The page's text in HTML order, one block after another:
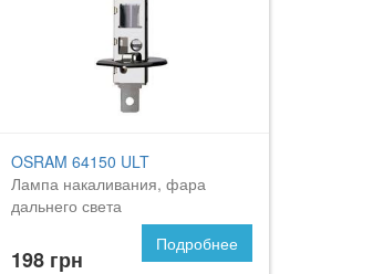
OSRAM 64150 ULT
Лампа накаливания, фара
дальнего света
198 грн
Подробнее